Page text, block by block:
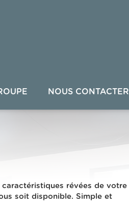
NOUS CONTACTER
révées de votre
soit disponible. Simple et